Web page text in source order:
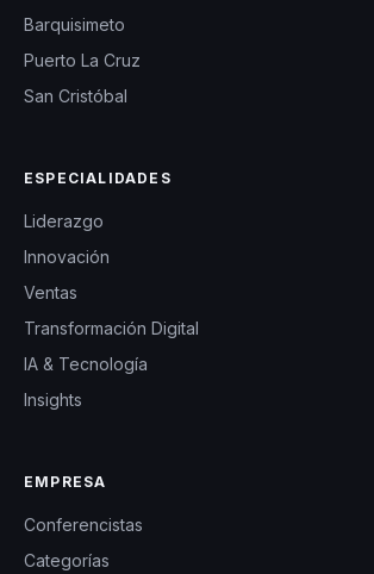
Barquisimeto
Puerto La Cruz
San Cristóbal
ESPECIALIDADES
Liderazgo
Innovación
Ventas
Transformación Digital
IA & Tecnología
Insights
EMPRESA
Conferencistas
Categorías